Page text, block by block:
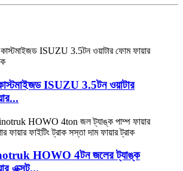
কাস্টমাইজড ISUZU 3.5টন ওয়াটার
HOWO 4টন জলের ট্যাঙ্ক
এক্সট...